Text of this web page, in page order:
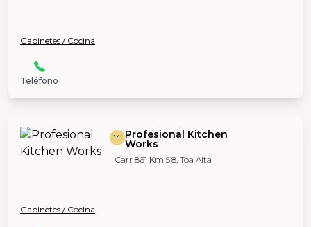
Gabinetes / Cocina
Teléfono
14 Profesional Kitchen
Works
Carr 861 Km 5.8, Toa Alta
Gabinetes / Cocina